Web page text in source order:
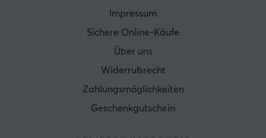
Impressum
Sichere Online-Käufe
Über uns
Widerrufsrecht
Zahlungsmöglichkeiten
Geschenkgutschein